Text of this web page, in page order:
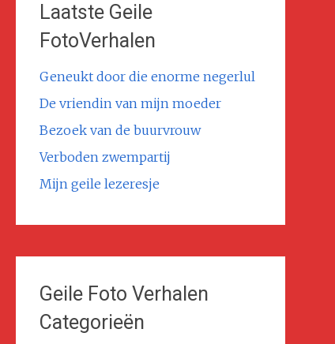
Laatste Geile
FotoVerhalen
Geneukt door die enorme negerlul
De vriendin van mijn moeder
Bezoek van de buurvrouw
Verboden zwempartij
Mijn geile lezeresje
Geile Foto Verhalen
Categorieën